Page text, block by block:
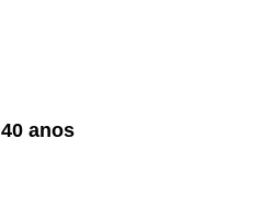
anos